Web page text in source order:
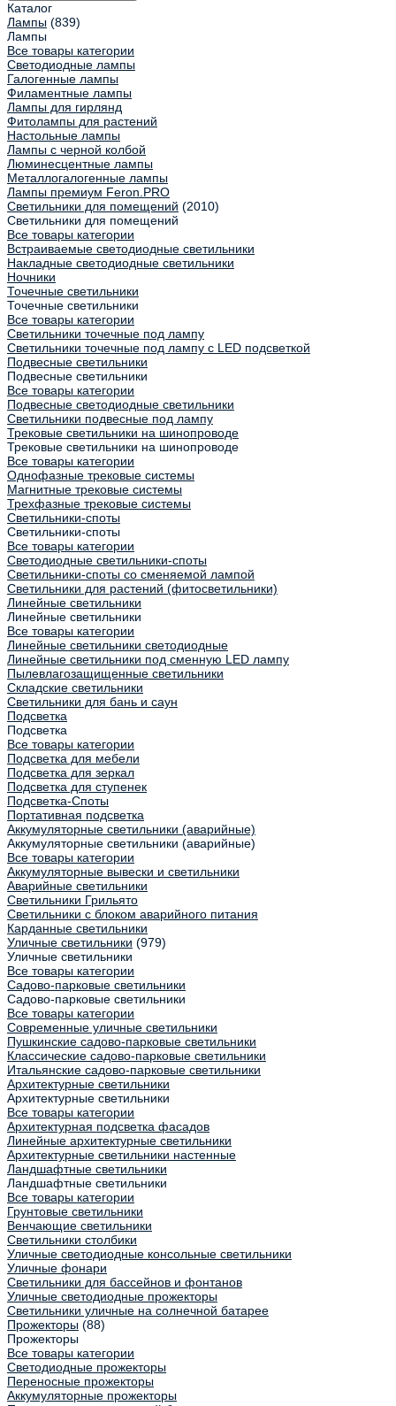
Каталог
Лампы (839)
Лампы
Все товары категории
Светодиодные лампы
Галогенные лампы
Филаментные лампы
Лампы для гирлянд
Фитолампы для растений
Настольные лампы
Лампы с черной колбой
Люминесцентные лампы
Металлогалогенные лампы
Лампы премиум Feron.PRO
Светильники для помещений (2010)
Светильники для помещений
Все товары категории
Встраиваемые светодиодные светильники
Накладные светодиодные светильники
Ночники
Точечные светильники
Точечные светильники
Все товары категории
Светильники точечные под лампу
Светильники точечные под лампу с LED подсветкой
Подвесные светильники
Подвесные светильники
Все товары категории
Подвесные светодиодные светильники
Светильники подвесные под лампу
Трековые светильники на шинопроводе
Трековые светильники на шинопроводе
Все товары категории
Однофазные трековые системы
Магнитные трековые системы
Трехфазные трековые системы
Светильники-споты
Светильники-споты
Все товары категории
Светодиодные светильники-споты
Светильники-споты со сменяемой лампой
Светильники для растений (фитосветильники)
Линейные светильники
Линейные светильники
Все товары категории
Линейные светильники светодиодные
Линейные светильники под сменную LED лампу
Пылевлагозащищенные светильники
Складские светильники
Светильники для бань и саун
Подсветка
Подсветка
Все товары категории
Подсветка для мебели
Подсветка для зеркал
Подсветка для ступенек
Подсветка-Споты
Портативная подсветка
Аккумуляторные светильники (аварийные)
Аккумуляторные светильники (аварийные)
Все товары категории
Аккумуляторные вывески и светильники
Аварийные светильники
Светильники Грильято
Светильники с блоком аварийного питания
Карданные светильники
Уличные светильники (979)
Уличные светильники
Все товары категории
Садово-парковые светильники
Садово-парковые светильники
Все товары категории
Современные уличные светильники
Пушкинские садово-парковые светильники
Классические садово-парковые светильники
Итальянские садово-парковые светильники
Архитектурные светильники
Архитектурные светильники
Все товары категории
Архитектурная подсветка фасадов
Линейные архитектурные светильники
Архитектурные светильники настенные
Ландшафтные светильники
Ландшафтные светильники
Все товары категории
Грунтовые светильники
Венчающие светильники
Светильники столбики
Уличные светодиодные консольные светильники
Уличные фонари
Светильники для бассейнов и фонтанов
Уличные светодиодные прожекторы
Светильники уличные на солнечной батарее
Прожекторы (88)
Прожекторы
Все товары категории
Светодиодные прожекторы
Переносные прожекторы
Аккумуляторные прожекторы